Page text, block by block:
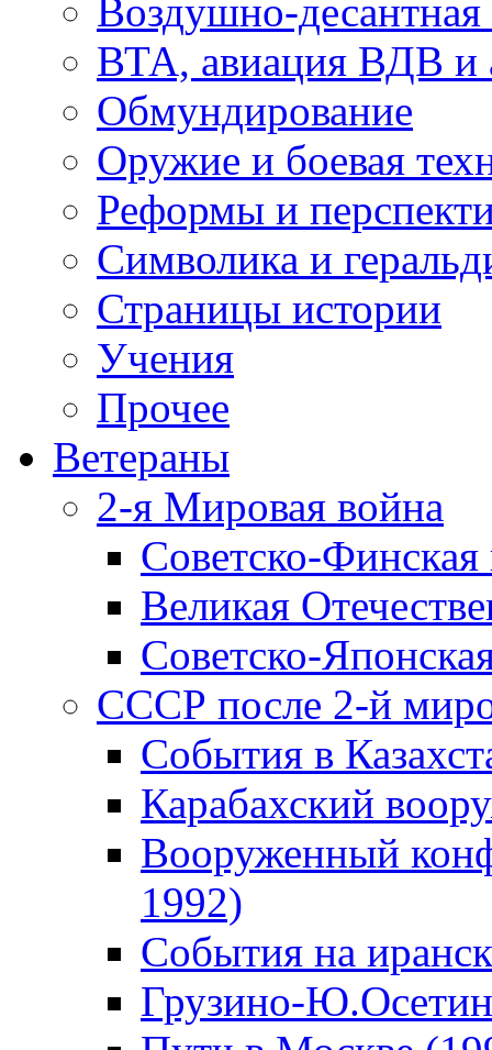
Воздушно-десантная
ВТА, авиация ВДВ и
Обмундирование
Оружие и боевая
Реформы и
Символика и
Страницы истории
Учения
Прочее
Ветераны
2-я Мировая война
Советско-
Великая
Советско-
СССР после 2-й
События в
Карабахский
Вооруженный
1992)
События на
Грузино-